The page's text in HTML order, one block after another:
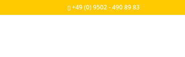
+49 (0) 9502 - 490 89 83